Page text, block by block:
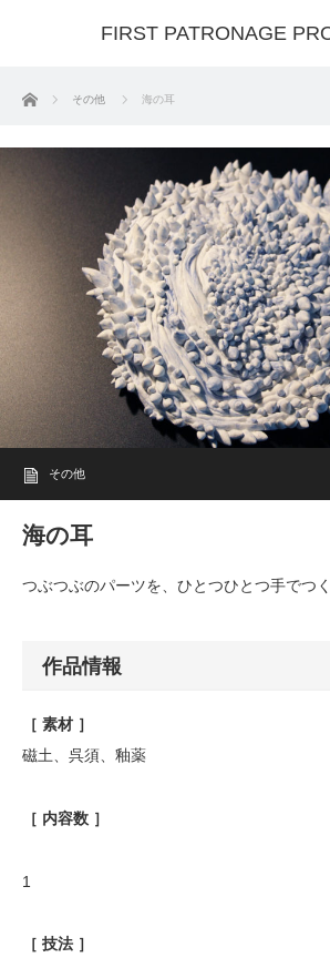
FIRST PATRONAGE
ホーム その他 海の耳
その他
海の耳
つぶつぶのパーツを、ひとつひとつ手でつ
作品情報
［ 素材 ］
磁土、呉須、釉薬
［ 内容数 ］
1
［ 技法 ］